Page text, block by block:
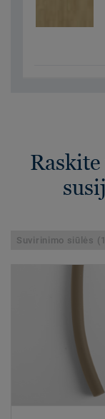
Suvirinimo siūlės